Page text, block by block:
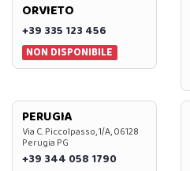
ORVIETO
+39 335 123 456
NON DISPONIBILE
PERUGIA
Via C. Piccolpasso, 1/A, 06128
Perugia PG
+39 344 058 1790